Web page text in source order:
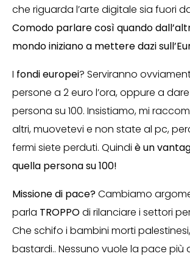
che riguarda l’arte digitale sia fuori
Comodo parlare così quando
mondo iniziano a mettere dazi
I fondi europei? Serviranno
persone a 2 euro l’ora, oppure a
persona su 100. Insistiamo, mi
altri, muovetevi e non state al pc,
fermi siete perduti. Quindi è un
quella persona su 100!
Missione di pace?Cambiamo
parla TROPPOdi rilanciare i settori
Che schifo i bambini morti
bastardi.. Nessuno vuole la pace più